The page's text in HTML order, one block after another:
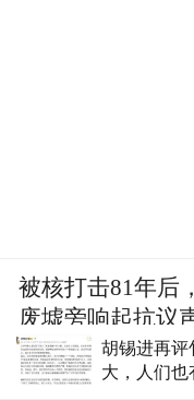
胡锡进再
大，人们也
被核打击81年后
废墟旁响起抗议
核